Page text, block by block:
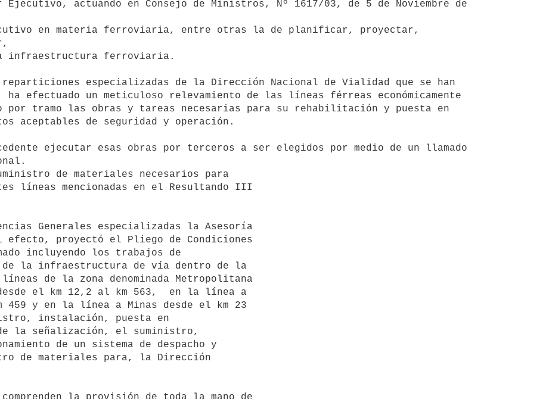
en materia ferroviaria, entre otras la de planificar, proyectar,
infraestructura ferroviaria.
efectuado un meticuloso relevamiento de las líneas férreas económicamente
por tramo las obras y tareas necesarias para su rehabilitación y puesta en
aceptables de seguridad y operación.
de materiales necesarios para
líneas mencionadas en el Resultando III
al efecto, proyectó el Pliego de Condiciones
incluyendo los trabajos de
de la infraestructura de vía dentro de la
de la zona denominada Metropolitana
el km 12,2 al km 563,  en la línea a
459 y en la línea a Minas desde el km 23
instalación, puesta en
de la señalización, el suministro,
de un sistema de despacho y
de materiales para, la Dirección